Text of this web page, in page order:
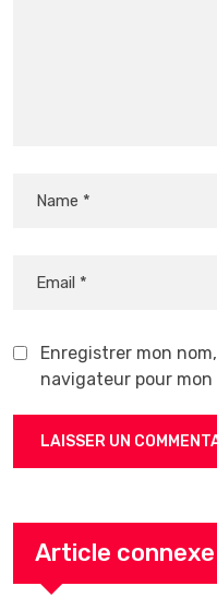
Enregistrer mon
navigateur pour
Article connexe